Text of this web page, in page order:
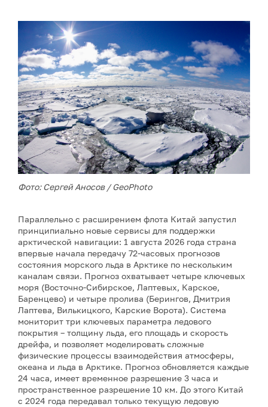
Фото: Сергей Аносов / GeoPhoto
Параллельно с расширением флота Китай запустил
принципиально новые сервисы для поддержки
арктической навигации: 1 августа 2026 года страна
впервые начала передачу 72-часовых прогнозов
состояния морского льда в Арктике по нескольким
каналам связи. Прогноз охватывает четыре ключевых
моря (Восточно-Сибирское, Лаптевых, Карское,
Баренцево) и четыре пролива (Берингов, Дмитрия
Лаптева, Вилькицкого, Карские Ворота). Система
мониторит три ключевых параметра ледового
покрытия – толщину льда, его площадь и скорость
дрейфа, и позволяет моделировать сложные
физические процессы взаимодействия атмосферы,
океана и льда в Арктике. Прогноз обновляется каждые
24 часа, имеет временное разрешение 3 часа и
пространственное разрешение 10 км. До этого Китай
с 2024 года передавал только текущую ледовую